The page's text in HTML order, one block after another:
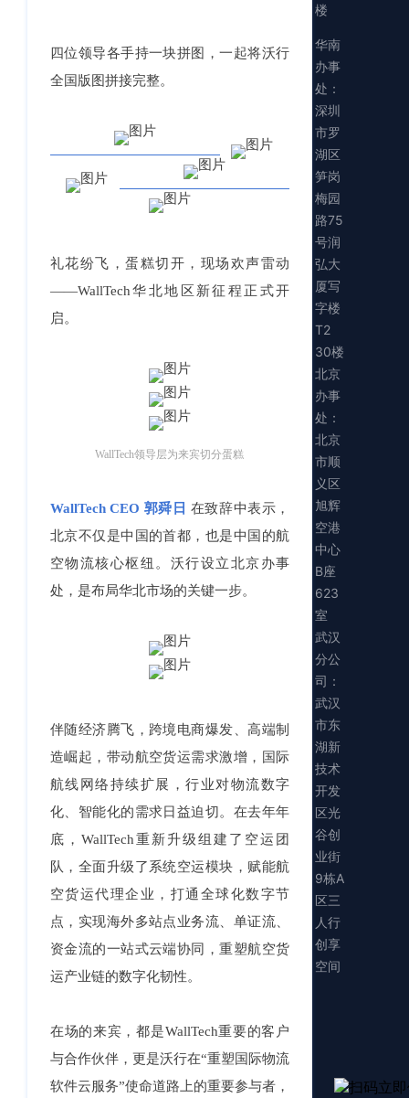
四位领导各手持一块拼图，一起将沃行
全国版图拼接完整。
礼花纷飞，蛋糕切开，现场欢声雷动
——WallTech华北地区新征程正式开
启。
WallTech领导层为来宾切分蛋糕
WallTech CEO 郭舜日 在致辞中表示，
北京不仅是中国的首都，也是中国的航
空物流核心枢纽。沃行设立北京办事
处，是布局华北市场的关键一步。
伴随经济腾飞，跨境电商爆发、高端制
造崛起，带动航空货运需求激增，国际
航线网络持续扩展，行业对物流数字
化、智能化的需求日益迫切。在去年年
底，WallTech重新升级组建了空运团
队，全面升级了系统空运模块，赋能航
空货运代理企业，打通全球化数字节
点，实现海外多站点业务流、单证流、
资金流的一站式云端协同，重塑航空货
运产业链的数字化韧性。
在场的来宾，都是WallTech重要的客户
与合作伙伴，更是沃行在“重塑国际物流
软件云服务”使命道路上的重要参与者，
楼
华南
办事
处：
深圳
市罗
湖区
笋岗
梅园
路75
号润
弘大
厦写
字楼
T2
30楼
北京
办事
处：
北京
市顺
义区
旭辉
空港
中心
B座
623
室
武汉
分公
司：
武汉
市东
湖新
技术
开发
区光
谷创
业街
9栋A
区三
人行
创享
空间